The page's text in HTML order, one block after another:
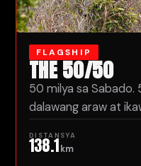
FLAGSHIP
THE 50/50
50 milya sa Sabado.
dalawang araw at
DISTANSYA
138.1 km